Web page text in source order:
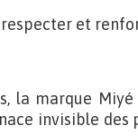
et
la marque
invisible